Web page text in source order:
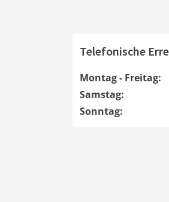
Telefonische
Montag - Freitag:
Samstag:
Sonntag: